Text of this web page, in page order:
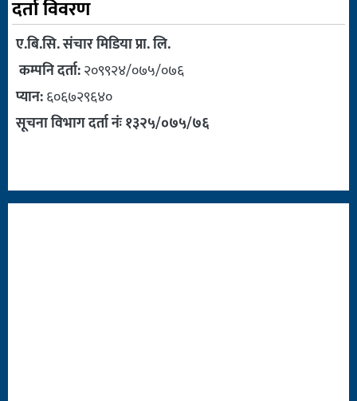
दर्ता विवरण
ए.बि.सि. संचार मिडिया प्रा. लि.
कम्पनि दर्ता:२०९९२४/०७५/०७६
प्यान:६०६७२९६४०
सूचना विभाग दर्ता नंः १३२५/०७५/७६